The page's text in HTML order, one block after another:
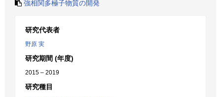
強相関多極子物質の開発
研究代表者
野原 実
研究期間 (年度)
2015 – 2019
研究種目